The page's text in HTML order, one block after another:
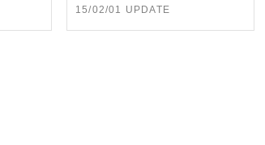
15/02/01 UPDATE